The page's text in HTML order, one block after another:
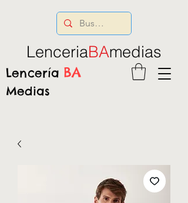
Lencería BA
Medias
LenceriaBAmedias